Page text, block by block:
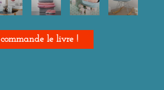
commande le livre !